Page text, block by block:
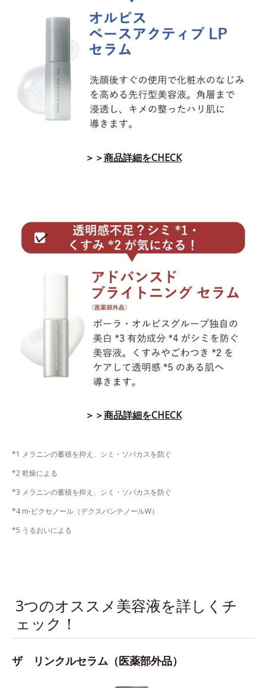
＞＞商品詳細をCHECK
＞＞商品詳細をCHECK
*1 メラニンの蓄積を抑え、シミ・ソバカスを防ぐ
*2 乾燥による
*3 メラニンの蓄積を抑え、シミ・ソバカスを防ぐ
*4 m-ピクセノール（デクスパンテノールW）
*5 うるおいによる
3つのオススメ美容液を詳しくチ
ェック！
ザ リンクルセラム（医薬部外品）